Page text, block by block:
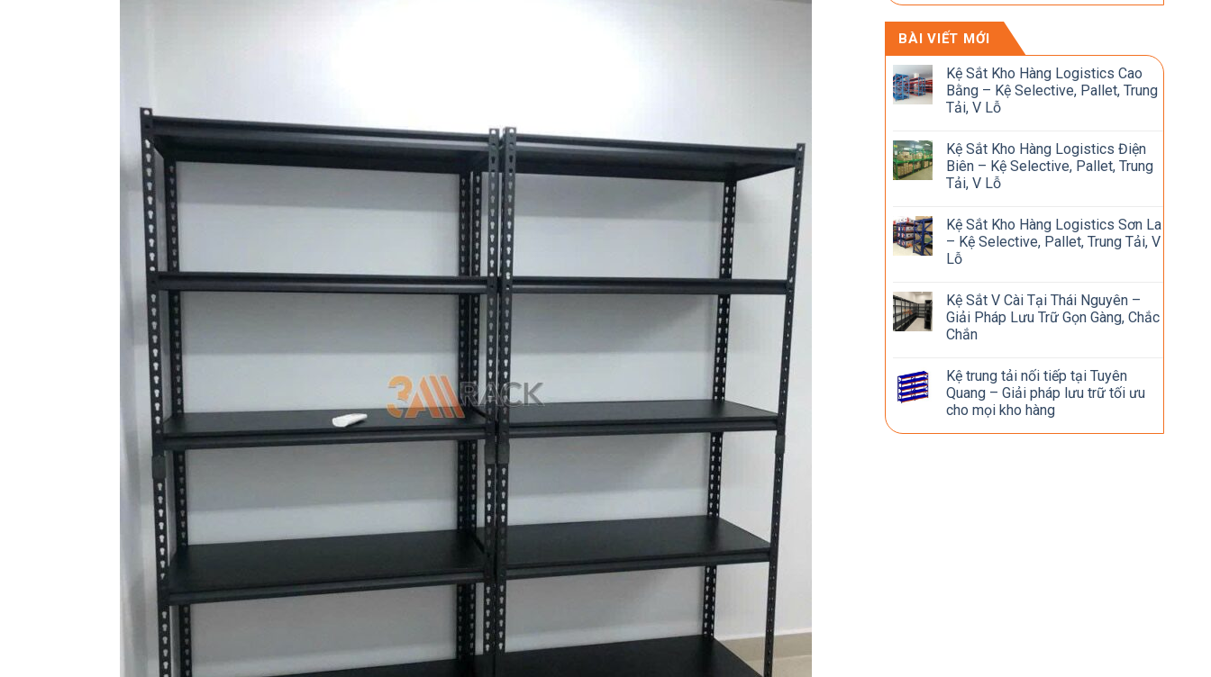
BÀI VIẾT MỚI
Kệ Sắt Kho Hàng Logistics Cao
Bằng – Kệ Selective, Pallet, Trung
Tải, V Lỗ
Kệ Sắt Kho Hàng Logistics Điện
Biên – Kệ Selective, Pallet, Trung
Tải, V Lỗ
Kệ Sắt Kho Hàng Logistics Sơn La
– Kệ Selective, Pallet, Trung Tải, V
Lỗ
Kệ Sắt V Cài Tại Thái Nguyên –
Giải Pháp Lưu Trữ Gọn Gàng, Chắc
Chắn
Kệ trung tải nối tiếp tại Tuyên
Quang – Giải pháp lưu trữ tối ưu
cho mọi kho hàng